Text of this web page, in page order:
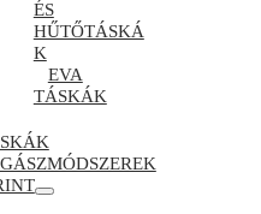
ÉS
HŰTŐTÁSKÁ
K
EVA
TÁSKÁK